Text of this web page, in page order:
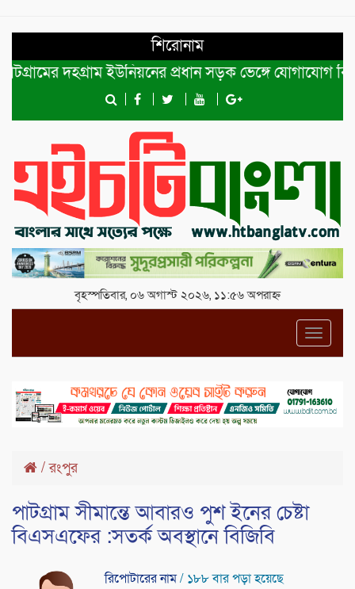
শিরোনাম
দহগ্রাম ইউনিয়নের প্রধান সড়ক ভেঙ্গে যোগাযোগ বিছিন্ন
বৃহস্পতিবার, ০৬ অগাস্ট ২০২৬, ১১:৫৬ অপরাহ্ন
/রংপুর
পাটগ্রাম সীমান্তে আবারও পুশ ইনের চেষ্টা
বিএসএফের :সতর্ক অবস্থানে বিজিবি
রিপোটারের নাম/ ১৮৮ বার পড়া হয়েছে